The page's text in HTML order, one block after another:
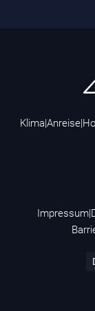
Klima|Anreise|
Impressum|